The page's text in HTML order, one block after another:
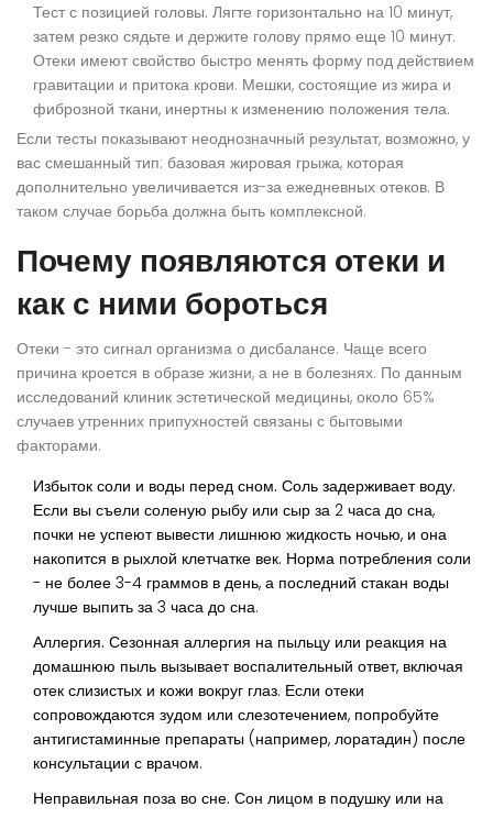
Тест с позицией головы. Лягте горизонтально на 10 минут,
затем резко сядьте и держите голову прямо еще 10 минут.
Отеки имеют свойство быстро менять форму под действием
гравитации и притока крови. Мешки, состоящие из жира и
фиброзной ткани, инертны к изменению положения тела.
Если тесты показывают неоднозначный результат, возможно, у
вас смешанный тип: базовая жировая грыжа, которая
дополнительно увеличивается из-за ежедневных отеков. В
таком случае борьба должна быть комплексной.
Почему появляются отеки и
как с ними бороться
Отеки - это сигнал организма о дисбалансе. Чаще всего
причина кроется в образе жизни, а не в болезнях. По данным
исследований клиник эстетической медицины, около 65%
случаев утренних припухностей связаны с бытовыми
факторами.
Избыток соли и воды перед сном. Соль задерживает воду.
Если вы съели соленую рыбу или сыр за 2 часа до сна,
почки не успеют вывести лишнюю жидкость ночью, и она
накопится в рыхлой клетчатке век. Норма потребления соли
- не более 3-4 граммов в день, а последний стакан воды
лучше выпить за 3 часа до сна.
Аллергия. Сезонная аллергия на пыльцу или реакция на
домашнюю пыль вызывает воспалительный ответ, включая
отек слизистых и кожи вокруг глаз. Если отеки
сопровождаются зудом или слезотечением, попробуйте
антигистаминные препараты (например, лоратадин) после
консультации с врачом.
Неправильная поза во сне. Сон лицом в подушку или на